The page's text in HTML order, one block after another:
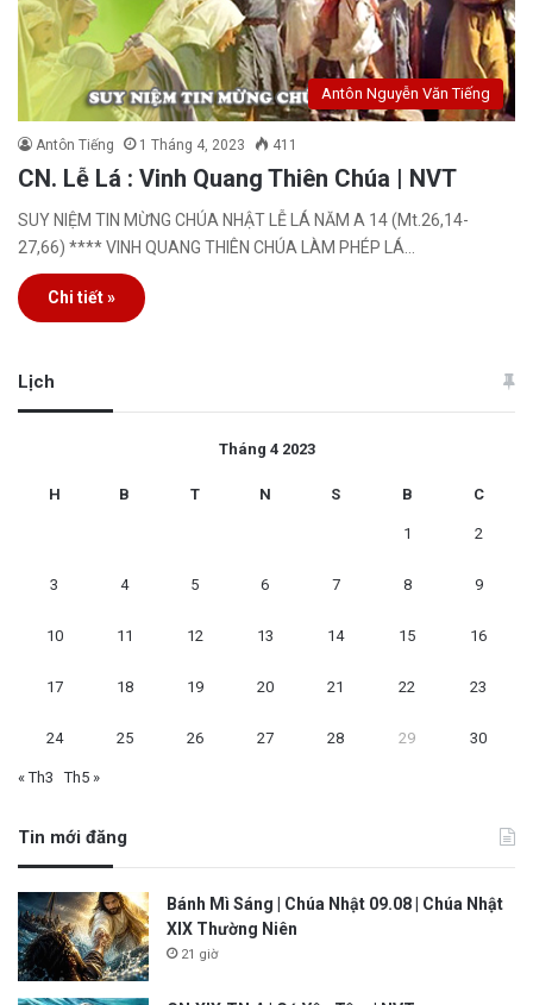
Antôn Nguyễn Văn Tiếng
Antôn Tiếng 1 Tháng 4, 2023 411
CN. Lễ Lá : Vinh Quang Thiên Chúa | NVT
SUY NIỆM TIN MỪNG CHÚA NHẬT LỄ LÁ NĂM A 14 (Mt.26,14-
27,66) **** VINH QUANG THIÊN CHÚA LÀM PHÉP LÁ…
Chi tiết »
Lịch
Tháng 4 2023
H B T N S B C
1 2
3 4 5 6 7 8 9
10 11 12 13 14 15 16
17 18 19 20 21 22 23
24 25 26 27 28 29 30
« Th3 Th5 »
Tin mới đăng
Bánh Mì Sáng | Chúa Nhật 09.08 | Chúa Nhật
XIX Thường Niên
21 giờ